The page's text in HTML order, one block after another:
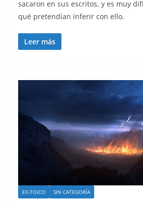
sacaron en sus escritos, y es muy
qué pretendían inferir con ello.
Leer más
EX-TOICO SIN CATEGORÍA